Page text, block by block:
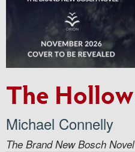
The Hollow
Michael Connelly
The Brand New Bosch Novel